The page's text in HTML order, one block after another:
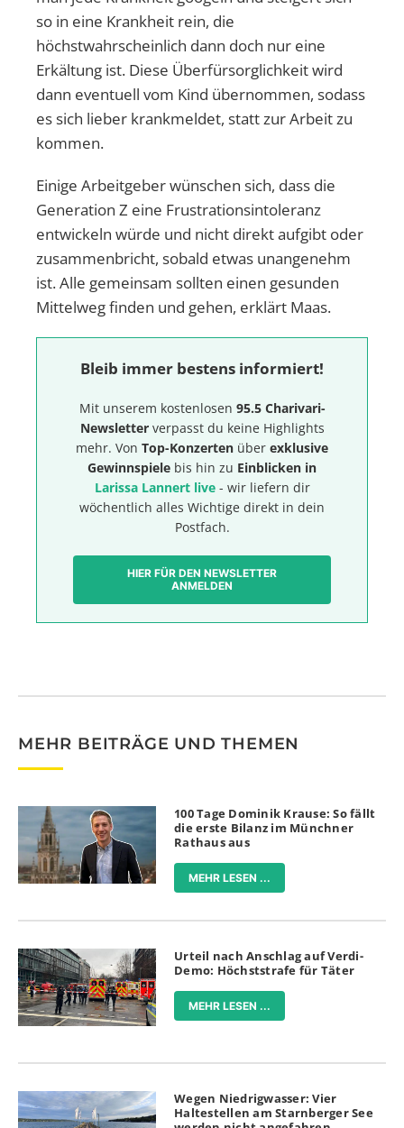
so in eine Krankheit rein, die
höchstwahrscheinlich dann doch nur eine
Erkältung ist. Diese Überfürsorglichkeit wird
dann eventuell vom Kind übernommen, sodass
es sich lieber krankmeldet, statt zur Arbeit zu
kommen.
Einige Arbeitgeber wünschen sich, dass die
Generation Z eine Frustrationsintoleranz
entwickeln würde und nicht direkt aufgibt oder
zusammenbricht, sobald etwas unangenehm
ist. Alle gemeinsam sollten einen gesunden
Mittelweg finden und gehen, erklärt Maas.
Bleib immer bestens informiert!
Mit unserem kostenlosen 95.5 Charivari-
Newsletterverpasst du keine Highlights
mehr. Von Top-Konzerten über exklusive
Gewinnspiele bis hin zu Einblicken in
Larissa Lannert live- wir liefern dir
wöchentlich alles Wichtige direkt in dein
Postfach.
HIER FÜR DEN NEWSLETTER
ANMELDEN
MEHR BEITRÄGE UND THEMEN
100 Tage Dominik Krause: So fällt
die erste Bilanz im Münchner
Rathaus aus
MEHR LESEN ...
Urteil nach Anschlag auf Verdi-
Demo: Höchststrafe für Täter
MEHR LESEN ...
Wegen Niedrigwasser: Vier
Haltestellen am Starnberger See